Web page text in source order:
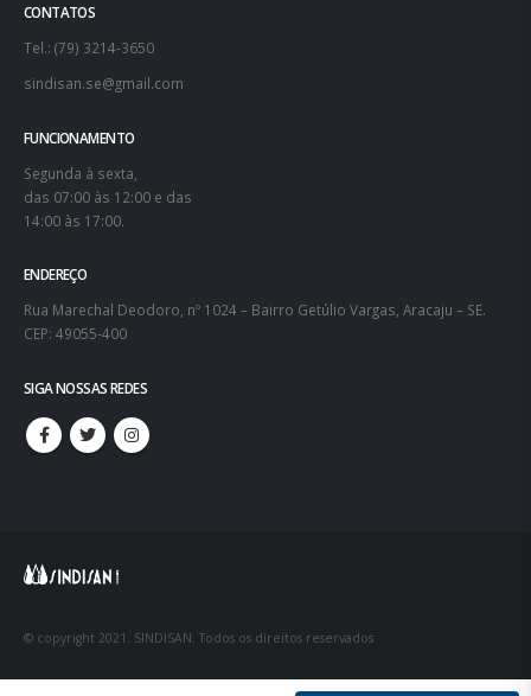
CONTATOS
Tel.: (79) 3214-3650
sindisan.se@gmail.com
FUNCIONAMENTO
Segunda à sexta,
das 07:00 às 12:00 e das
14:00 às 17:00.
ENDEREÇO
Rua Marechal Deodoro, nº 1024 – Bairro Getúlio Vargas, Aracaju – SE.
CEP: 49055-400
SIGA NOSSAS REDES
© copyright 2021. SINDISAN. Todos os direitos reservados